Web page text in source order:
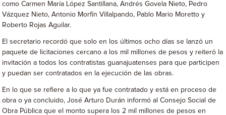
como Carmen María López Santillana, Andrés Govela Nieto, Pedro
Vázquez Nieto, Antonio Morfín Villalpando, Pablo Mario Moretto y
Roberto Rojas Aguilar.
El secretario recordó que solo en los últimos ocho días se lanzó un
paquete de licitaciones cercano a los mil millones de pesos y reiteró la
invitación a todos los contratistas guanajuatenses para que participen
y puedan ser contratados en la ejecución de las obras.
En lo que se refiere a lo que ya fue contratado y está en proceso de
obra o ya concluido, José Arturo Durán informó al Consejo Social de
Obra Pública que el monto supera los 2 mil millones de pesos en